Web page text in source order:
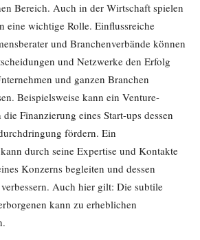
Bereich. Auch in der Wirtschaft spielen
eine wichtige Rolle. Einflussreiche
und Branchenverbände können
und Netzwerke den Erfolg
und ganzen Branchen
Beispielsweise kann ein Venture-
Finanzierung eines Start-ups dessen
fördern. Ein
durch seine Expertise und Kontakte
Konzerns begleiten und dessen
Auch hier gilt: Die subtile
kann zu erheblichen